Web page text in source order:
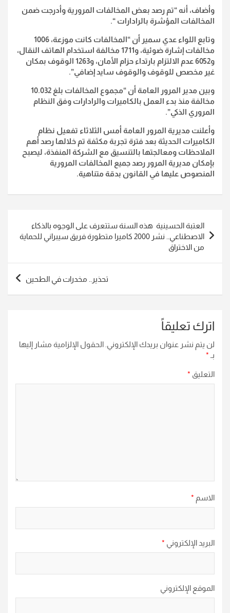
وأضاف، أنه “تم رصد بعض المخالفات المرورية وأدرجت ضمن
المخالفات المؤشرة بالرادارات “.
وتابع اللواء عدي سمير أن “المخالفات كانت موزعة، 1006
مخالفات إشارة ضوئية، و1711 مخالفة استخدام الهاتف النقال،
و6052 عدم الالتزام بارتداء حزام الأمان، و1263 الوقوف بمكان
غير مخصص للوقوف والوقوف سايد إضافي”.
وبين مدير المرور العامة أن “مجموع المخالفات بلغ 10.032
مخالفة منذ بدء العمل بالكاميرات والرادارات وفق النظام
المروري الذكي”.
وأعلنت مديرية المرور العامة أمس الثلاثاء تفعيل نظام
الكاميرات الحديثة بعد فترة تجربة مكثفة تم خلالها رصد أهم
الملاحظات ومعالجتها بالتنسيق مع الشركة المنفذة، ليصبح
بإمكان مديرية المرور رصد جميع المخالفات المرورية
المنصوص عليها في القانون بدقة متناهية.
المقالات
العتبة الحسينية هذه السنة ستتعرف على الوجوه بالذكاء
الاصطناعي.. نشر 2000 كاميرا متطورة فريق سيبراني للحماية
من الاختراق
تحذير.. مخدرات في الطحين
اترك تعليقاً
لن يتم نشر عنوان بريدك الإلكتروني. الحقول الإلزامية مشار إليها
بـ *
التعليق *
الاسم *
البريد الإلكتروني *
الموقع الإلكتروني